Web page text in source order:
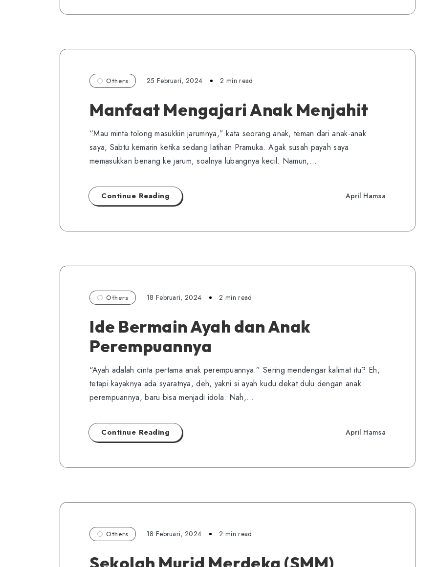
Others 25 Februari, 2024 2 min read
Manfaat Mengajari Anak Menjahit
“Mau minta tolong masukkin jarumnya,” kata seorang anak, teman dari anak-anak
saya, Sabtu kemarin ketika sedang latihan Pramuka. Agak susah payah saya
memasukkan benang ke jarum, soalnya lubangnya kecil. Namun,…
Continue Reading April Hamsa
Others 18 Februari, 2024 2 min read
Ide Bermain Ayah dan Anak
Perempuannya
“Ayah adalah cinta pertama anak perempuannya.” Sering mendengar kalimat itu? Eh,
tetapi kayaknya ada syaratnya, deh, yakni si ayah kudu dekat dulu dengan anak
perempuannya, baru bisa menjadi idola. Nah,…
Continue Reading April Hamsa
Others 18 Februari, 2024 2 min read